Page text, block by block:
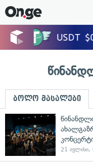
ბოლო მასალები
21 ივლისი,